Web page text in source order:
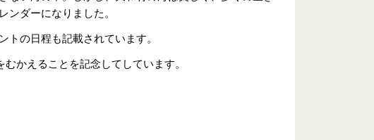
ダーになりました。
の日程も記載されています。
かえることを記念してしています。